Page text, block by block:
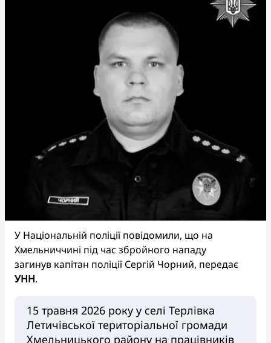
У Національній поліції повідомили, що на
Хмельниччині під час збройного нападу
загинув капітан поліції Сергій Чорний, передає
УНН.
15 травня 2026 року у селі Терлівка
Летичівської територіальної громади
Хмельницького району на працівників